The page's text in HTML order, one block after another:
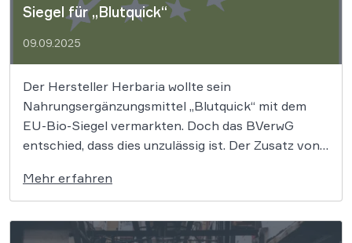
Siegel für „Blutquick“
09.09.2025
Der Hersteller Herbaria wollte sein
Nahrungsergänzungsmittel „Blutquick“ mit dem
EU-Bio-Siegel vermarkten. Doch das BVerwG
entschied, dass dies unzulässig ist. Der Zusatz von
Kennzeichnung. Ein Bio-Getränk darf nicht mit
dem EU-Bio-Siegel oder dem deutschen Bio-Siegel
verkauft werden, wenn ihm Vitamine und
Mehr erfahren